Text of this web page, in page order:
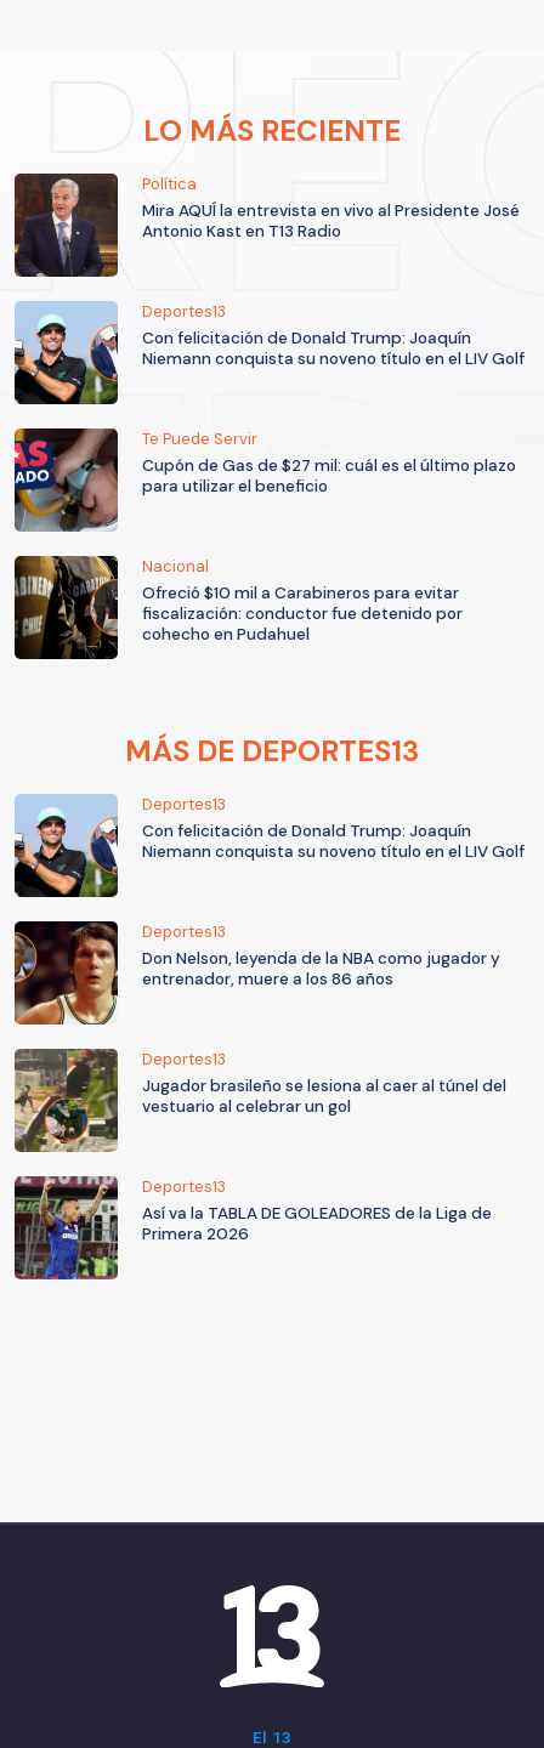
LO MÁS RECIENTE
Política
Mira AQUÍ la entrevista en vivo al Presidente José
Antonio Kast en T13 Radio
Deportes13
Con felicitación de Donald Trump: Joaquín
Niemann conquista su noveno título en el LIV Golf
Te Puede Servir
Cupón de Gas de $27 mil: cuál es el último plazo
para utilizar el beneficio
Nacional
Ofreció $10 mil a Carabineros para evitar
fiscalización: conductor fue detenido por
cohecho en Pudahuel
MÁS DE DEPORTES13
Deportes13
Con felicitación de Donald Trump: Joaquín
Niemann conquista su noveno título en el LIV Golf
Deportes13
Don Nelson, leyenda de la NBA como jugador y
entrenador, muere a los 86 años
Deportes13
Jugador brasileño se lesiona al caer al túnel del
vestuario al celebrar un gol
Deportes13
Así va la TABLA DE GOLEADORES de la Liga de
Primera 2026
El 13